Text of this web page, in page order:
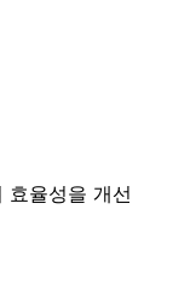
효율성을 개선